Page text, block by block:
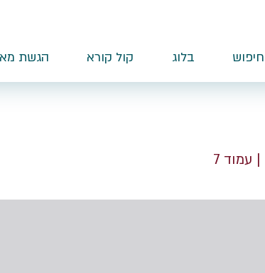
חיפוש בלוג קול קורא הגשת
| עמוד 7